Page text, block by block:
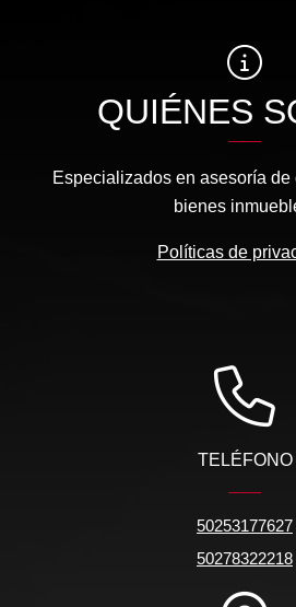
QUIÉNES
Especializados en asesoría de
bienes
Políticas de
TELÉFONO
50253177627
50278322218